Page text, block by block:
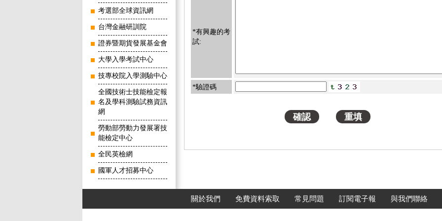
考選部全球資訊網
台灣金融研訓院
證券暨期貨發展基金會
大學入學考試中心
技專校院入學測驗中心
全國技術士技能檢定報
名及學科測驗試務資訊
網
勞動部勞動力發展署技
能檢定中心
全民英檢網
國軍人才招募中心
*有興趣的考
試:
*驗證碼
關於我們 免費資料索取 常見問題 訂閱電子報 與我們聯絡